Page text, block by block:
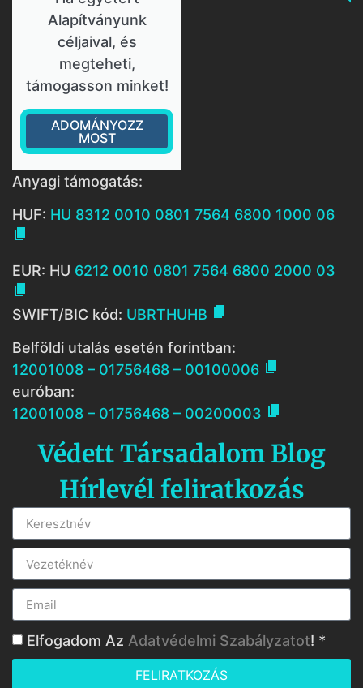
Alapítványunk
céljaival, és
megteheti,
támogasson minket!
ADOMÁNYOZZ
MOST
Anyagi támogatás:
HUF: HU 8312 0010 0801 7564 6800 1000 06

EUR: HU 6212 0010 0801 7564 6800 2000 03

SWIFT/BIC kód: UBRTHUHB 
Belföldi utalás esetén forintban:
12001008 – 01756468 – 00100006 
euróban:
12001008 – 01756468 – 00200003 
Védett Társadalom Blog
Hírlevél feliratkozás
Elfogadom Az Adatvédelmi Szabályzatot! *
FELIRATKOZÁS